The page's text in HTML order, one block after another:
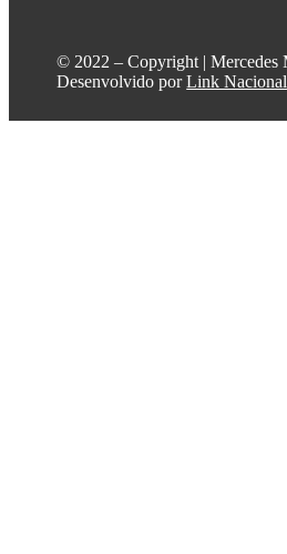
©️ 2022 – Copyright | Mercedes
Desenvolvido porLink Nacional